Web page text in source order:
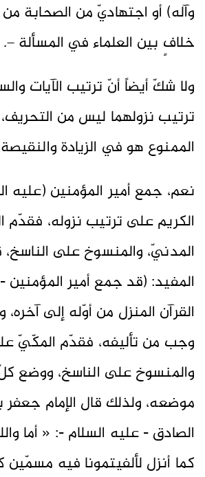
وآله) أو اجتهاديّ من الصحابة
خلافٍ بين العلماء في المسألة –.
ولا شكّ أيضاً أنّ ترتيب الآيات
ترتيب نزولهما ليس من
الممنوع هو في الزيادة
نعم، جمع أمير المؤمنين (عليه
الكريم على ترتيب نزوله،
المدنيّ، والمنسوخ على
المفيد: (قد جمع أمير المؤمنين
القرآن المنزل من أوّله إلى
وجب من تأليفه، فقدّم المكّيّ
والمنسوخ على الناسخ، ووضع
موضعه، ولذلك قال الإمام
الصادق - عليه السلام -: « أما
كما أنزل لألفيتمونا فيه